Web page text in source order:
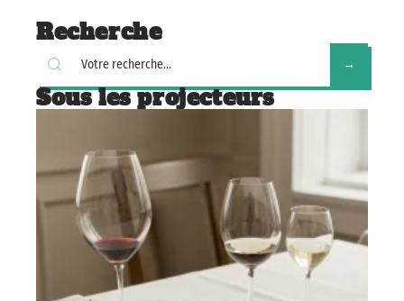
Recherche
Sous les projecteurs